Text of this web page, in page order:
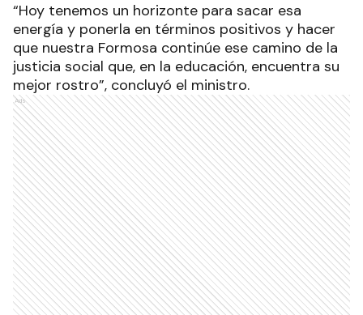
“Hoy tenemos un horizonte para sacar esa
energía y ponerla en términos positivos y hacer
que nuestra Formosa continúe ese camino de la
justicia social que, en la educación, encuentra su
mejor rostro”, concluyó el ministro.
Ads